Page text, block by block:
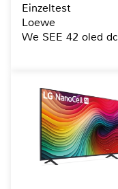
Einzeltest
Loewe
We SEE 42 oled dc